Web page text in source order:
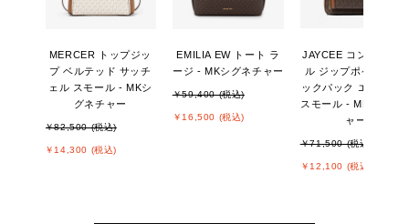
MERCER トップジッ
プ ベルテッド サッチ
ェル スモール - MKシ
グネチャー
￥82,500 (税込)
￥14,300 (税込)
EMILIA EW トート ラ
ージ - MKシグネチャー
￥59,400 (税込)
￥16,500 (税込)
JAYCEE コンバーチブ
ル ジップポケット バ
ックパック エクスト
スモール - MKシグネ
ャー
￥71,500 (税込)
￥12,100 (税込)